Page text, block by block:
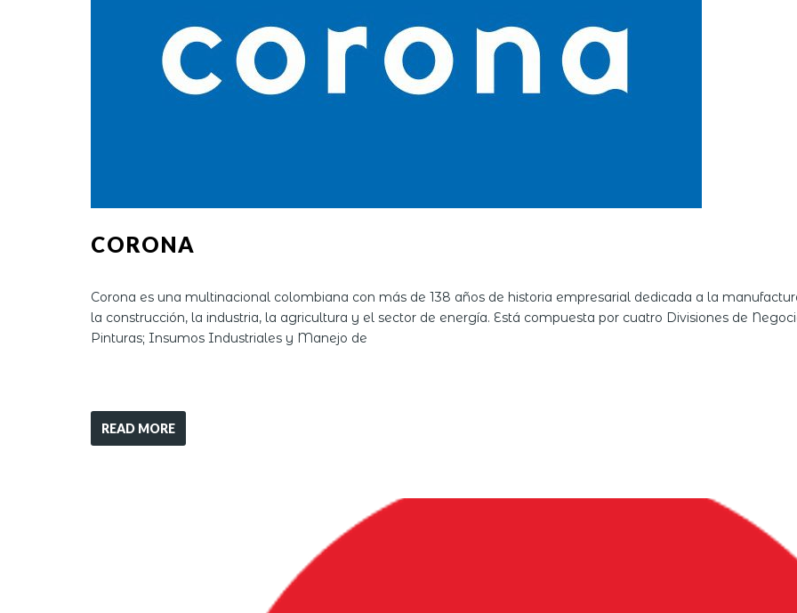
CORONA
Corona es una multinacional colombiana con más de 138 años de historia empresarial dedicada a la
la construcción, la industria, la agricultura y el sector de energía. Está compuesta por cuatro Divisiones de
Pinturas; Insumos Industriales y Manejo de
READ MORE